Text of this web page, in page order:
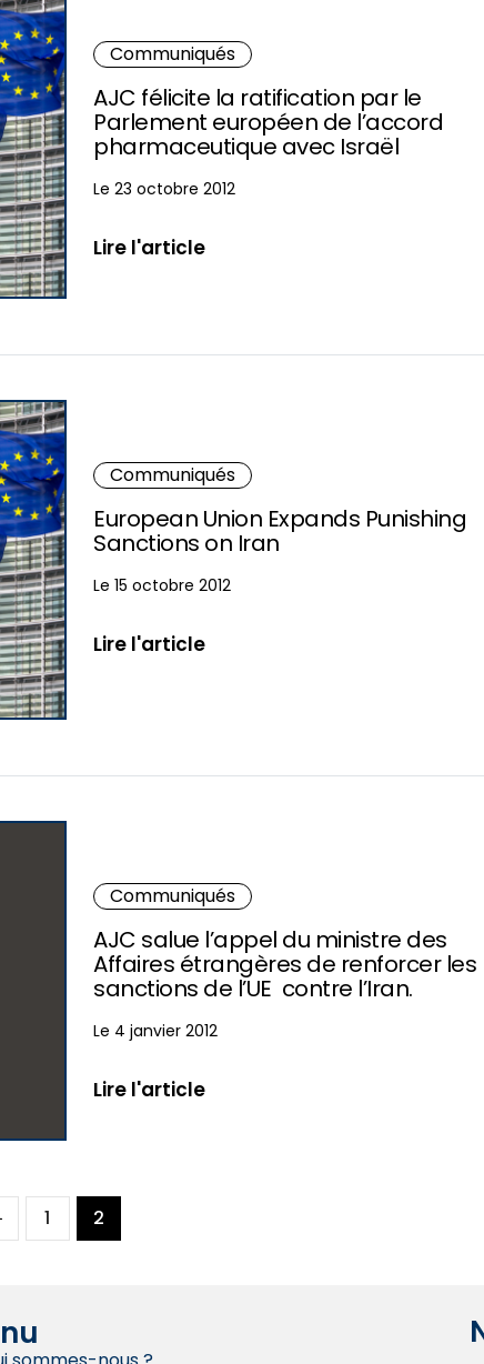
Communiqués
AJC félicite la ratification par le
Parlement européen de l’accord
pharmaceutique avec Israël
Le 23 octobre 2012
Lire l'article
Communiqués
European Union Expands Punishing
Sanctions on Iran
Le 15 octobre 2012
Lire l'article
Communiqués
AJC salue l’appel du ministre des
Affaires étrangères de renforcer les
sanctions de l’UE contre l’Iran.
Le 4 janvier 2012
Lire l'article
1 2